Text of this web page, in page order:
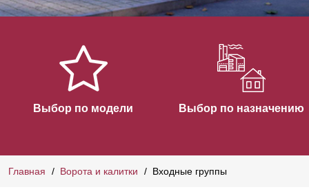
Выбор по модели Выбор по назначению
Главная Ворота и калитки Входные группы